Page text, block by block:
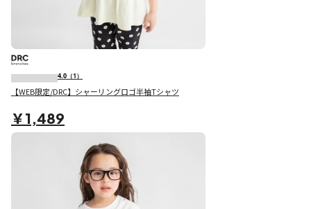
4.0 （1）
【WEB限定/DRC】シャーリングロゴ半袖Tシャツ
￥1,489